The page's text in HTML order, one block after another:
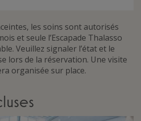
les soins sont autorisés
et seule l’Escapade Thalasso
Veuillez signaler l’état et le
lors de la réservation. Une visite
organisée sur place.